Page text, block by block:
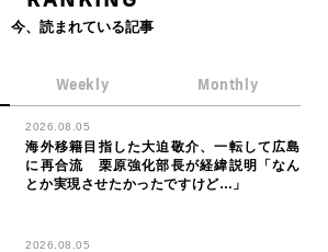
今、読まれている記事
Weekly Monthly
2026.08.05
海外移籍目指した大迫敬介、一転して広島
に再合流 栗原強化部長が経緯説明「なん
とか実現させたかったですけど…」
2026.08.05